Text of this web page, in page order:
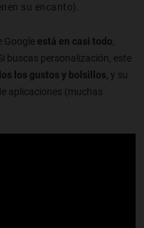
su encanto).
Google está en casi todo
buscas personalización, este
los gustos y bolsillos, y su
aplicaciones (muchas